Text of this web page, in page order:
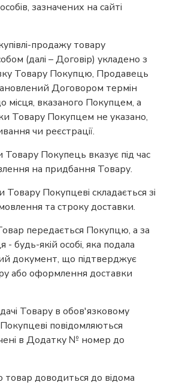
зазначених на сайті
продажу товару
(далі – Договір) укладено з
Товару Покупцю, Продавець
Договором термін
місця, вказаного Покупцем, а
Товару Покупцем не указано,
чи реєстрації.
Товару Покупець вказує під час
на придбання Товару.
Покупцеві складається зі
та строку доставки.
передається Покупцю, а за
- будь-якій особі, яка подала
документ, що підтверджує
або оформлення доставки
Товару в обов'язковому
повідомляються
в Додатку № номер до
товар доводиться до відома